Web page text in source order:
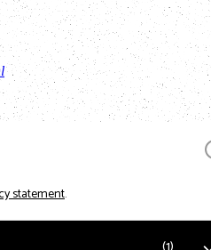
statement.
van de poppodia en